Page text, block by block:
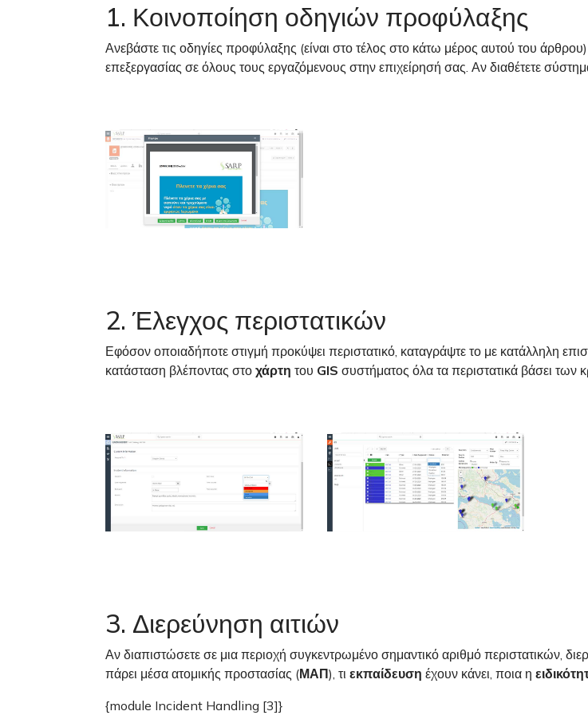
1. Κοινοποίηση οδηγιών προφύλαξης
Ανεβάστε τις οδηγίες προφύλαξης (είναι στο τέλος στο κάτω μέρος αυτού του
επεξεργασίας σε όλους τους εργαζόμενους στην επιχείρησή σας. Αν διαθέτετε
2. Έλεγχος περιστατικών
Εφόσον οποιαδήποτε στιγμή προκύψει περιστατικό, καταγράψτε το με κατάλληλη
κατάσταση βλέποντας στο χάρτη του GIS συστήματος όλα τα περιστατικά βάσει των
3. Διερεύνηση αιτιών
Αν διαπιστώσετε σε μια περιοχή συγκεντρωμένο σημαντικό αριθμό περιστατικών,
πάρει μέσα ατομικής προστασίας (ΜΑΠ), τι εκπαίδευση έχουν κάνει, ποια η
{module Incident Handling [3]}